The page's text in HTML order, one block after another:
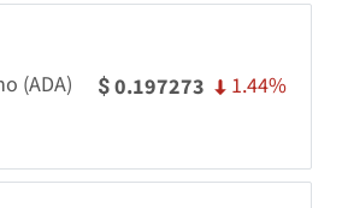
(ADA) $0.197273 1.44%